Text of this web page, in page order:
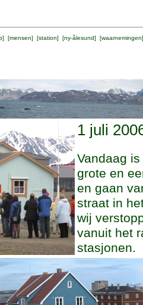
] [mensen] [station] [ny-ålesund] [waarnemingen
1 juli
Vandaag
grote en
en gaan
straat in
wij
vanuit het
stasjonen.